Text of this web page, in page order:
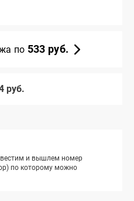
по 533 руб.
руб.
и вышлем номер
по которому можно